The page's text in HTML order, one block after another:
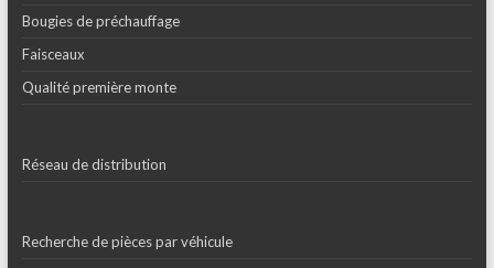
Bougies de préchauffage
Faisceaux
Qualité première monte
Réseau de distribution
Recherche de pièces par véhicule